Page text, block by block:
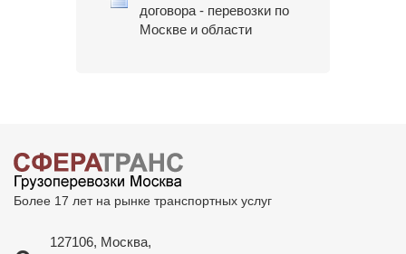
договора - перевозки по
Москве и области
Более 17 лет на рынке транспортных услуг
127106, Москва,